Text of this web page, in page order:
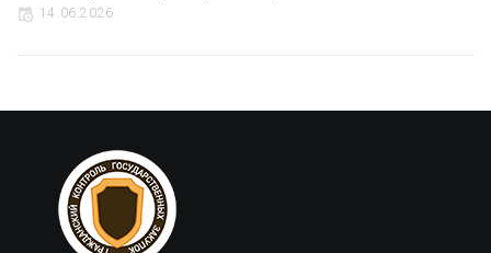
14.06.2026